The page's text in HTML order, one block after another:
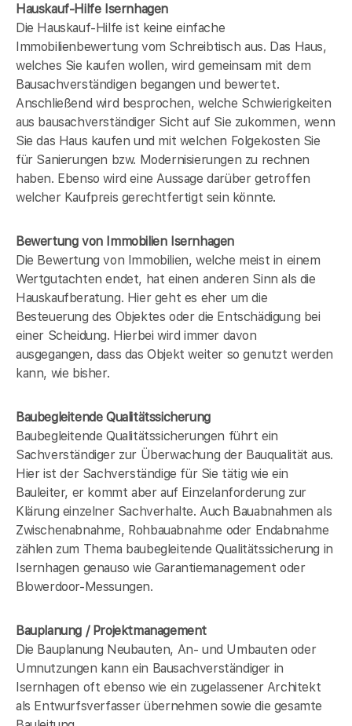
Hauskauf-Hilfe Isernhagen
Die Hauskauf-Hilfe ist keine einfache
Immobilienbewertung vom Schreibtisch aus. Das Haus,
welches Sie kaufen wollen, wird gemeinsam mit dem
Bausachverständigen begangen und bewertet.
Anschließend wird besprochen, welche Schwierigkeiten
aus bausachverständiger Sicht auf Sie zukommen, wenn
Sie das Haus kaufen und mit welchen Folgekosten Sie
für Sanierungen bzw. Modernisierungen zu rechnen
haben. Ebenso wird eine Aussage darüber getroffen
welcher Kaufpreis gerechtfertigt sein könnte.
Bewertung von Immobilien Isernhagen
Die Bewertung von Immobilien, welche meist in einem
Wertgutachten endet, hat einen anderen Sinn als die
Hauskaufberatung. Hier geht es eher um die
Besteuerung des Objektes oder die Entschädigung bei
einer Scheidung. Hierbei wird immer davon
ausgegangen, dass das Objekt weiter so genutzt werden
kann, wie bisher.
Baubegleitende Qualitätssicherung
Baubegleitende Qualitätssicherungen führt ein
Sachverständiger zur Überwachung der Bauqualität aus.
Hier ist der Sachverständige für Sie tätig wie ein
Bauleiter, er kommt aber auf Einzelanforderung zur
Klärung einzelner Sachverhalte. Auch Bauabnahmen als
Zwischenabnahme, Rohbauabnahme oder Endabnahme
zählen zum Thema baubegleitende Qualitätssicherung in
Isernhagen genauso wie Garantiemanagement oder
Blowerdoor-Messungen.
Bauplanung / Projektmanagement
Die Bauplanung Neubauten, An- und Umbauten oder
Umnutzungen kann ein Bausachverständiger in
Isernhagen oft ebenso wie ein zugelassener Architekt
als Entwurfsverfasser übernehmen sowie die gesamte